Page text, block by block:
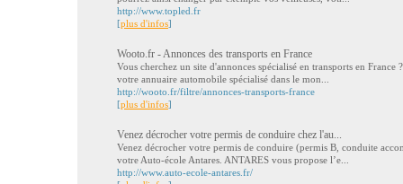
http://www.topled.fr
[plus d'infos]
Wooto.fr - Annonces des transports en France
Vous cherchez un site d'annonces spécialisé en transports en France
votre annuaire automobile spécialisé dans le mon...
http://wooto.fr/filtre/annonces-transports-france
[plus d'infos]
Venez décrocher votre permis de conduire chez l'au...
Venez décrocher votre permis de conduire (permis B, conduite
votre Auto-école Antares. ANTARES vous propose l’e...
http://www.auto-ecole-antares.fr/